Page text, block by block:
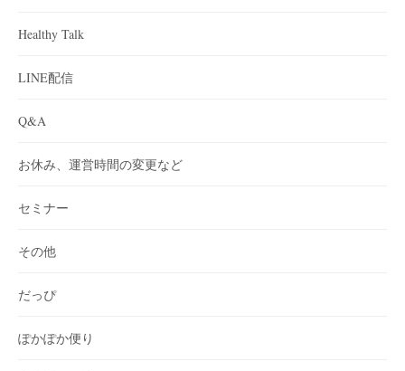
Healthy Talk
LINE配信
Q&A
お休み、運営時間の変更など
セミナー
その他
だっぴ
ぽかぽか便り